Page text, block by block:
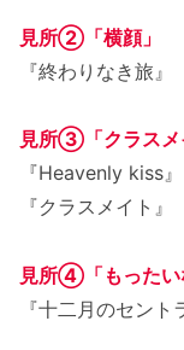
見所②「横顔」
『終わりなき旅』
見所③「クラスメ
『Heavenly kiss』
『クラスメイト』
見所④「もったい
『十二月のセント